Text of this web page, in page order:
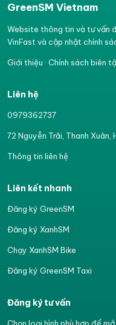
GreenSM Vietnam
Website thông tin và tư vấn
VinFast và cập nhật chính
Giới thiệu · Chính sách biên
Liên hệ
0979362737
72 Nguyễn Trãi, Thanh Xuân,
Thông tin liên hệ
Liên kết nhanh
Đăng ký GreenSM
Đăng ký XanhSM
Chạy XanhSM Bike
Đăng ký GreenSM Taxi
Đăng ký tư vấn
Chọn loại hình phù hợp để